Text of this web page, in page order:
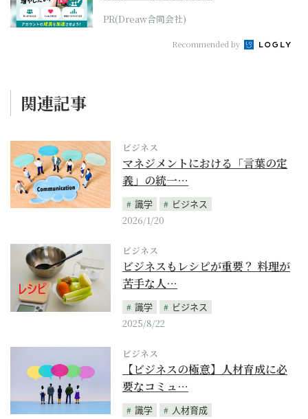
PR(Dreaw合同会社)
Recommended by
関連記事
ビジネス
マネジメントにおける「言葉の定
義」の統一…
識学
ビジネス
2026/1/20
ビジネス
ビジネスもレシピが重要？ 料理が
苦手な人…
識学
ビジネス
2025/8/22
ビジネス
【ビジネスの極意】人材育成に必
要なコミュ…
識学
人材育成